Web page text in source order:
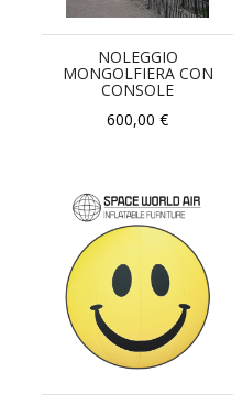
NOLEGGIO
MONGOLFIERA CON
CONSOLE
600,00 €